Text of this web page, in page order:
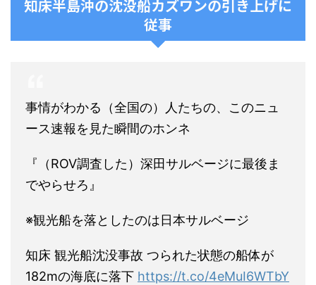
知床半島沖の沈没船カズワンの引き上げに
従事
事情がわかる（全国の）人たちの、このニュ
ース速報を見た瞬間のホンネ
『（ROV調査した）深田サルベージに最後ま
でやらせろ』
※観光船を落としたのは日本サルベージ
知床 観光船沈没事故 つられた状態の船体が
182mの海底に落下 https://t.co/4eMuI6WTbY